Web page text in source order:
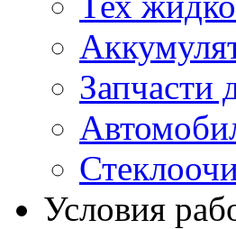
Запчасти
Условия